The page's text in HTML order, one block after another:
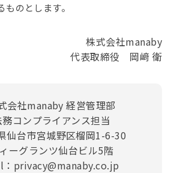
ものとします。
株式会社manaby
代表取締役 岡﨑 衛
会社manaby 経営管理部
コンプライアンス担当
仙台市宮城野区榴岡1-6-30
ーグランツ仙台ビル5階
：privacy@manaby.co.jp